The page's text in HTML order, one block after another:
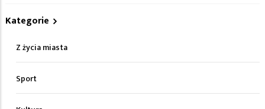
Kategorie
Z życia miasta
Sport